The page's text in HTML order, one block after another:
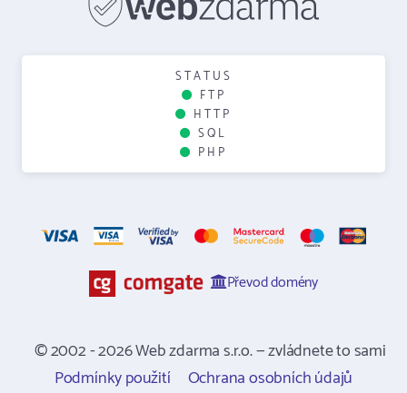
STATUS
FTP
HTTP
SQL
PHP
Převod domény
© 2002 - 2026 Web zdarma s.r.o. — zvládnete to sami
Podmínky použití
Ochrana osobních údajů